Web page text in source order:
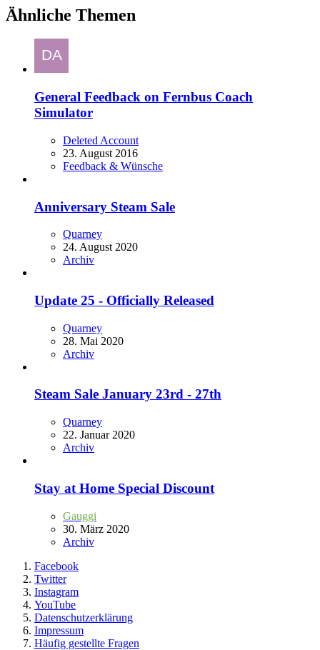
Ähnliche Themen
General Feedback on Fernbus Coach
Simulator
Deleted Account
23. August 2016
Feedback & Wünsche
Anniversary Steam Sale
Quarney
24. August 2020
Archiv
Update 25 - Officially Released
Quarney
28. Mai 2020
Archiv
Steam Sale January 23rd - 27th
Quarney
22. Januar 2020
Archiv
Stay at Home Special Discount
Gauggi
30. März 2020
Archiv
Facebook
Twitter
Instagram
YouTube
Datenschutzerklärung
Impressum
Häufig gestellte Fragen